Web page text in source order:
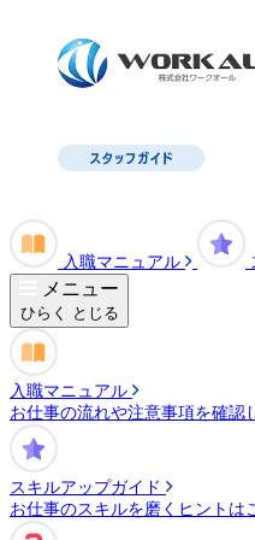
入職マニュアル
メニュー
ひらく とじる
入職マニュアル
お仕事の流れや注意事項を確認
スキルアップガイド
お仕事のスキルを磨くヒントは